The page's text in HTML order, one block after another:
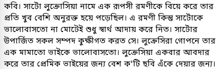
কবি। সার্টো লুক্রোসিয়া নামে এক রূপসী রমণীকে বিয়ে করে তার
প্রতি খুব বেশি অনুরক্ত হয়ে পড়েছিল। এ রমণী কিন্তু সার্টোকে
ভালোবাসতো না মোটেই শুধু স্বার্থ আদায় করে নিত। সার্টোর
উপার্জিত সকল সম্পদ কুক্ষীগত করত সে। লুক্রেসিরা গোপনে তার
এক মামাতো ভাইকে ভালোবাসতো। লুক্রেসিয়া একবার আবদার
করে তার প্রেমিক ভাইয়ের জন্য বেশ ক'টি ছবি এঁকে দেয়ার জন্য।